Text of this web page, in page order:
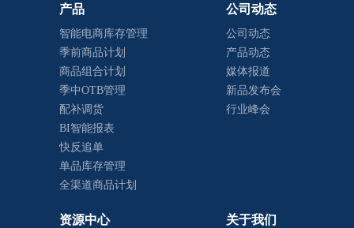
产品
智能电商库存管理
季前商品计划
商品组合计划
季中OTB管理
配补调货
BI智能报表
快反追单
单品库存管理
全渠道商品计划
公司动态
公司动态
产品动态
媒体报道
新品发布会
行业峰会
资源中心 关于我们